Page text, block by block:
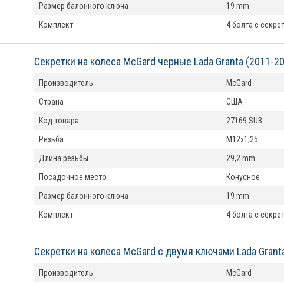
Размер балонного ключа
19 mm
Комплект
4 болта с
Секретки на колеса McGard черные Lada Granta (2011-
Производитель
McGard
Страна
США
Код товара
27169 SUB
Резьба
M12x1,25
Длина резьбы
29,2 mm
Посадочное место
Конусное
Размер балонного ключа
19 mm
Комплект
4 болта с
Секретки на колеса McGard с двумя ключами Lada
Производитель
McGard